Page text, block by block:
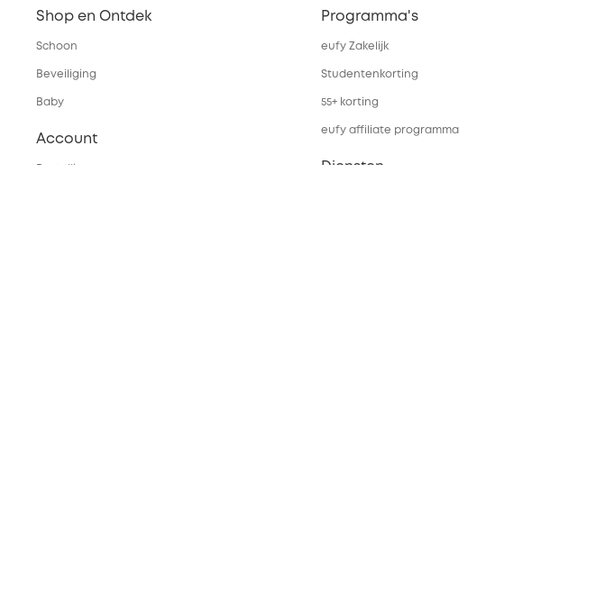
Shop en Ontdek
Schoon
Beveiliging
Baby
Account
Programma's
eufy Zakelijk
Studentenkorting
55+ korting
eufy affiliate programma
Diensten